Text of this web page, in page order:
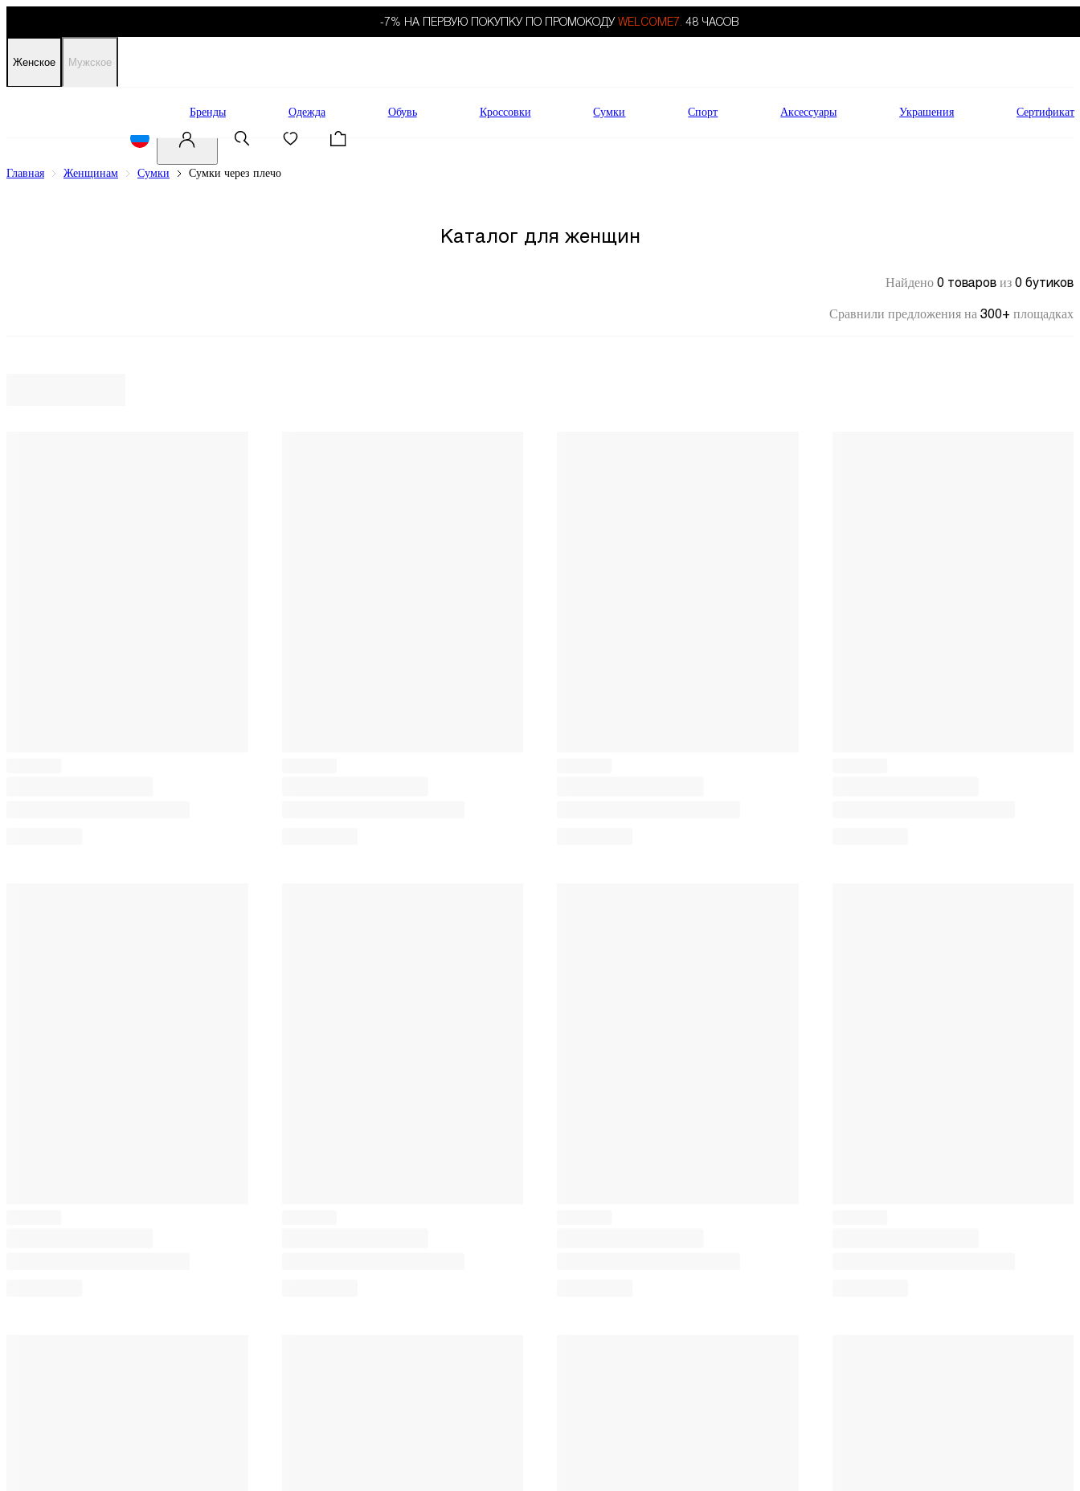
-7% НА ПЕРВУЮ ПОКУПКУ ПО ПРОМОКОДУ WELCOME7. 48 ЧАСОВ
Женское Мужское
Бренды Одежда Обувь Кроссовки Сумки Спорт Аксессуары Украшения Сертификат
Главная Женщинам Сумки Сумки через плечо
Каталог для женщин
Найдено 0 товаров из 0 бутиков
Сравнили предложения на 300+ площадках